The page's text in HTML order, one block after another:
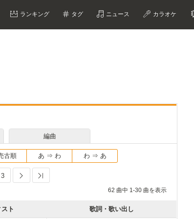
ランキング タグ ニュース カラオケ
編曲
古順 あ ⇒ わ わ ⇒ あ
3 Next
62 曲中 1-30 曲を表示
ト 歌詞・歌い出し